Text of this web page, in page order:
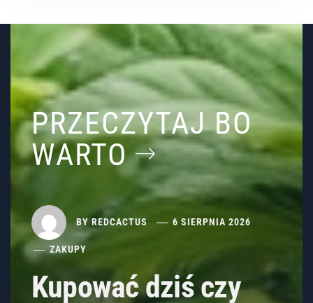
PRZECZYTAJ BO
WARTO
BY REDCACTUS 6 SIERPNIA 2026
ZAKUPY
Kupować dziś czy